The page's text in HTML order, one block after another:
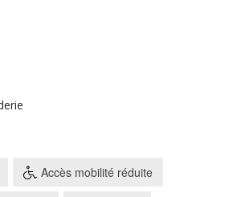
Accès mobilité réduite